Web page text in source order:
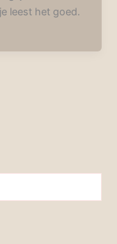
leest het goed.